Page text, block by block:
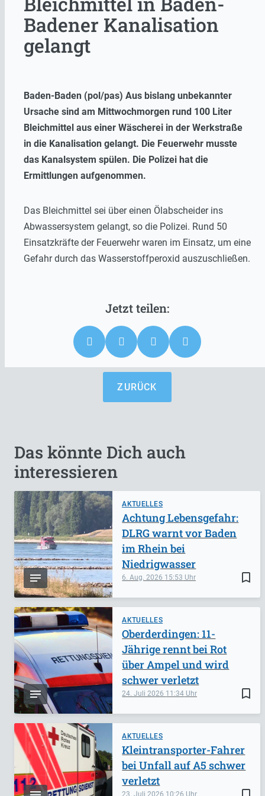
Badener Kanalisation
gelangt
Baden-Baden (pol/pas) Aus bislang unbekannter
Ursache sind am Mittwochmorgen rund 100 Liter
Bleichmittel aus einer Wäscherei in der Werkstraße
in die Kanalisation gelangt. Die Feuerwehr musste
das Kanalsystem spülen. Die Polizei hat die
Ermittlungen aufgenommen.
Das Bleichmittel sei über einen Ölabscheider ins
Abwassersystem gelangt, so die Polizei. Rund 50
Einsatzkräfte der Feuerwehr waren im Einsatz, um eine
Gefahr durch das Wasserstoffperoxid auszuschließen.
ZURÜCK
Das könnte Dich auch
interessieren
AKTUELLES
bookmark_border
6. Aug. 2026 15:53
Achtung Lebensgefahr:
DLRG warnt vor Baden
im Rhein bei
Niedrigwasser
AKTUELLES
bookmark_border
24. Juli 2026 11:34
Oberderdingen: 11-
Jährige rennt bei Rot
über Ampel und wird
schwer verletzt
AKTUELLES
23. Juli 2026 10:26
Kleintransporter-Fahrer
bei Unfall auf A5 schwer
verletzt